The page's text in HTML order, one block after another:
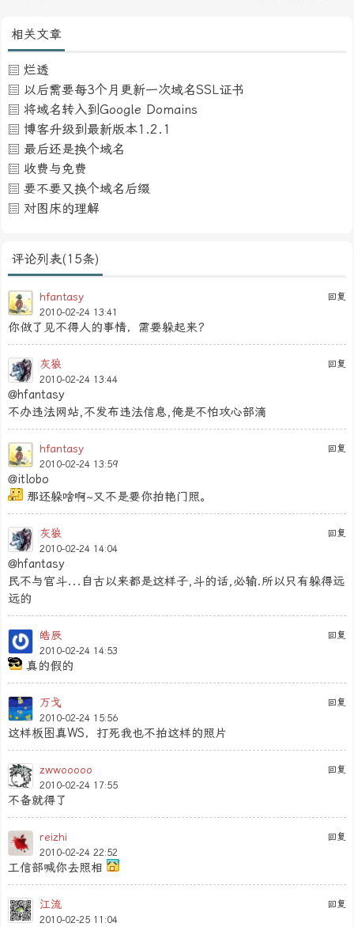
相关文章
烂透
以后需要每3个月更新一次域名SSL证书
将域名转入到Google Domains
博客升级到最新版本1.2.1
最后还是换个域名
收费与免费
要不要又换个域名后缀
对图床的理解
评论列表(15条)
回复
hfantasy
2010-02-24 13:41
你做了见不得人的事情，需要躲起来？
回复
灰狼
2010-02-24 13:44
@hfantasy
不办违法网站,不发布违法信息,俺是不怕攻心部滴
回复
hfantasy
2010-02-24 13:59
@itlobo
那还躲啥啊~又不是要你拍艳门照。
回复
灰狼
2010-02-24 14:04
@hfantasy
民不与官斗...自古以来都是这样子,斗的话,必输.所以只有躲得远
远的
回复
皓辰
2010-02-24 14:53
真的假的
回复
万戈
2010-02-24 15:56
这样板图真WS，打死我也不拍这样的照片
回复
zwwooooo
2010-02-24 17:55
不备就得了
回复
reizhi
2010-02-24 22:52
工信部喊你去照相
回复
江流
2010-02-25 11:04